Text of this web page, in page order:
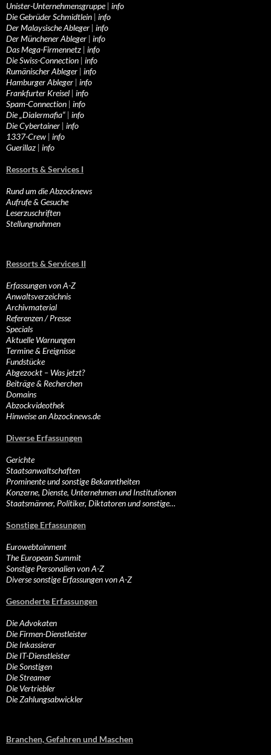
Unister-Unternehmensgruppe| info
Die Gebrüder Schmidtlein | info
Der Malaysische Ableger | info
Der Münchener Ableger | info
Das Mega-Firmennetz | info
Die Swiss-Connection | info
Rumänischer Ableger | info
Hamburger Ableger | info
Frankfurter Kreisel | info
Spam-Connection | info
Die „Dialermafia“ | info
Die Cybertainer | info
1337-Crew | info
Guerillaz | info
Ressorts & Services I
Rund um die Abzocknews
Aufrufe & Gesuche
Leserzuschriften
Stellungnahmen
Ressorts & Services II
Erfassungen von A-Z
Anwaltsverzeichnis
Archivmaterial
Referenzen / Presse
Specials
Aktuelle Warnungen
Termine & Ereignisse
Fundstücke
Abgezockt – Was jetzt?
Beiträge & Recherchen
Domains
Abzockvideothek
Hinweise an Abzocknews.de
Diverse Erfassungen
Gerichte
Staatsanwaltschaften
Prominente und sonstige Bekanntheiten
Konzerne, Dienste, Unternehmen und Institutionen
Staatsmänner, Politiker, Diktatoren und sonstige…
Sonstige Erfassungen
Eurowebtainment
The European Summit
Sonstige Personalien von A-Z
Diverse sonstige Erfassungen von A-Z
Gesonderte Erfassungen
Die Advokaten
Die Firmen-Dienstleister
Die Inkassierer
Die IT-Dienstleister
Die Sonstigen
Die Streamer
Die Vertriebler
Die Zahlungsabwickler
Branchen, Gefahren und Maschen